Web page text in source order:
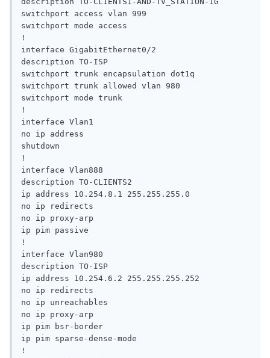
switchport access vlan 999
switchport mode access
!
interface GigabitEthernet0/2
description TO-ISP
switchport trunk encapsulation dot1q
switchport trunk allowed vlan 980
switchport mode trunk
!
interface Vlan1
no ip address
shutdown
!
interface Vlan888
description TO-CLIENTS2
ip address 10.254.8.1 255.255.255.0
no ip redirects
no ip proxy-arp
ip pim passive
!
interface Vlan980
description TO-ISP
ip address 10.254.6.2 255.255.255.252
no ip redirects
no ip unreachables
no ip proxy-arp
ip pim bsr-border
ip pim sparse-dense-mode
!